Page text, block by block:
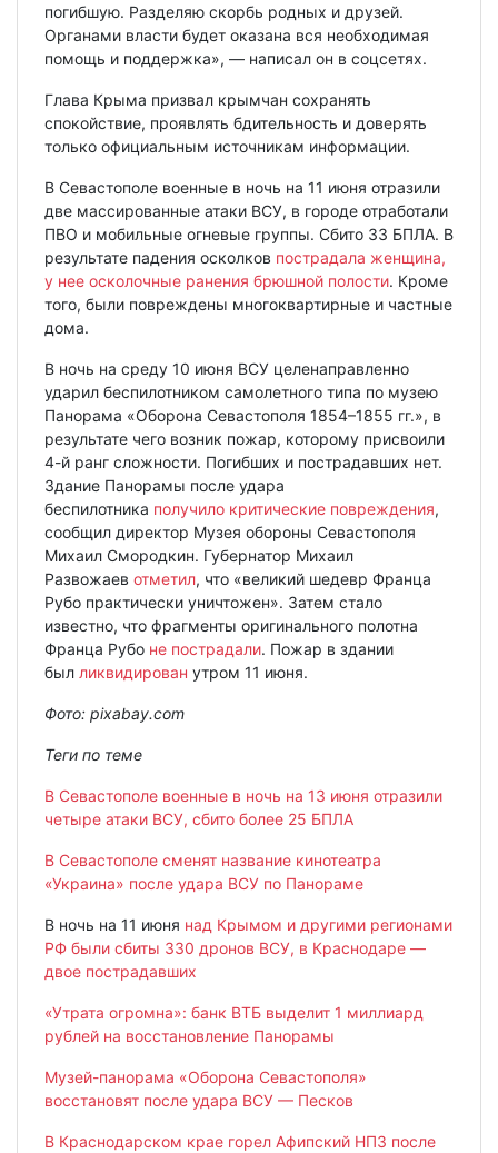
погибшую. Разделяю скорбь родных и друзей.
Органами власти будет оказана вся необходимая
помощь и поддержка», — написал он в соцсетях.
Глава Крыма призвал крымчан сохранять
спокойствие, проявлять бдительность и доверять
только официальным источникам информации.
В Севастополе военные в ночь на 11 июня отразили
две массированные атаки ВСУ, в городе отработали
ПВО и мобильные огневые группы. Сбито 33 БПЛА. В
результате падения осколков пострадала женщина,
у нее осколочные ранения брюшной полости. Кроме
того, были повреждены многоквартирные и частные
дома.
В ночь на среду 10 июня ВСУ целенаправленно
ударил беспилотником самолетного типа по музею
Панорама «Оборона Севастополя 1854–1855 гг.», в
результате чего возник пожар, которому присвоили
4-й ранг сложности. Погибших и пострадавших нет.
Здание Панорамы после удара
беспилотника получило критические повреждения,
сообщил директор Музея обороны Севастополя
Михаил Смородкин. Губернатор Михаил
Развожаев отметил, что «великий шедевр Франца
Рубо практически уничтожен». Затем стало
известно, что фрагменты оригинального полотна
Франца Рубо не пострадали. Пожар в здании
был ликвидирован утром 11 июня.
Фото: pixabay.com
Теги по теме
В Севастополе военные в ночь на 13 июня отразили
четыре атаки ВСУ, сбито более 25 БПЛА
В Севастополе сменят название кинотеатра
«Украина» после удара ВСУ по Панораме
В ночь на 11 июня над Крымом и другими регионами
РФ были сбиты 330 дронов ВСУ, в Краснодаре —
двое пострадавших
«Утрата огромна»: банк ВТБ выделит 1 миллиард
рублей на восстановление Панорамы
Музей-панорама «Оборона Севастополя»
восстановят после удара ВСУ — Песков
В Краснодарском крае горел Афипский НПЗ после